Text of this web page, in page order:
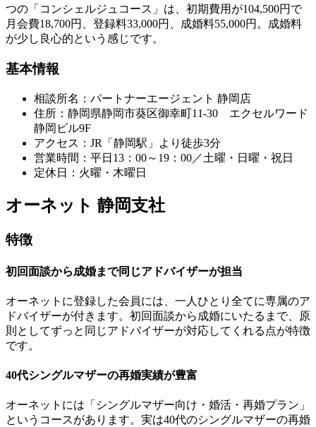
つの「コンシェルジュコース」は、初期費用が104,500円で
月会費18,700円、登録料33,000円、成婚料55,000円。成婚料
が少し良心的という感じです。
基本情報
相談所名：パートナーエージェント 静岡店
住所：静岡県静岡市葵区御幸町11-30 エクセルワード
静岡ビル9F
アクセス：JR「静岡駅」より徒歩3分
営業時間：平日13：00～19：00／土曜・日曜・祝日
定休日：火曜・木曜日
オーネット 静岡支社
特徴
初回面談から成婚まで同じアドバイザーが担当
オーネットに登録した会員には、一人ひとり全てに専属のア
ドバイザーが付きます。初回面談から成婚にいたるまで、原
則としてずっと同じアドバイザーが対応してくれる点が特徴
です。
40代シングルマザーの再婚実績が豊富
オーネットには「シングルマザー向け・婚活・再婚プラン」
というコースがあります。実は40代のシングルマザーの再婚